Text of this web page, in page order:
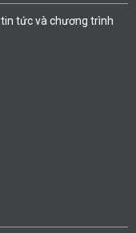
tức và chương trình